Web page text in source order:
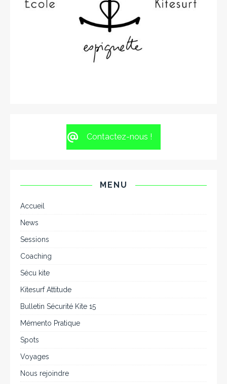
Contactez-nous !
MENU
Accueil
News
Sessions
Coaching
Sécu kite
Kitesurf Attitude
Bulletin Sécurité Kite 15
Mémento Pratique
Spots
Voyages
Nous rejoindre